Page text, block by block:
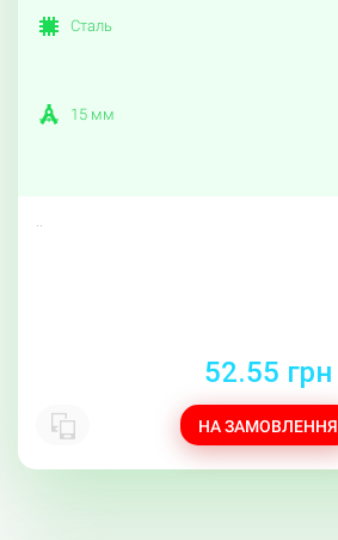
Сталь
15 мм
52.55 грн
НА ЗАМОВЛЕННЯ